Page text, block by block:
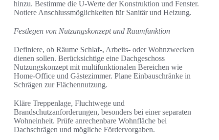
hinzu. Bestimme die U-Werte der Konstruktion und Fenster.
Notiere Anschlussmöglichkeiten für Sanitär und Heizung.
Festlegen von Nutzungskonzept und Raumfunktion
Definiere, ob Räume Schlaf-, Arbeits- oder Wohnzwecken
dienen sollen. Berücksichtige eine Dachgeschoss
Nutzungskonzept mit multifunktionalen Bereichen wie
Home-Office und Gästezimmer. Plane Einbauschränke in
Schrägen zur Flächennutzung.
Kläre Treppenlage, Fluchtwege und
Brandschutzanforderungen, besonders bei einer separaten
Wohneinheit. Prüfe anrechenbare Wohnfläche bei
Dachschrägen und mögliche Fördervorgaben.